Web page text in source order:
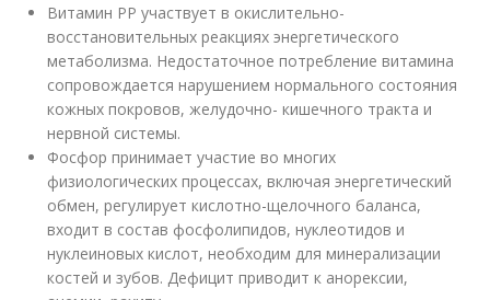
Витамин РР участвует в окислительно-
восстановительных реакциях энергетического
метаболизма. Недостаточное потребление витамина
сопровождается нарушением нормального состояния
кожных покровов, желудочно- кишечного тракта и
нервной системы.
Фосфор принимает участие во многих
физиологических процессах, включая энергетический
обмен, регулирует кислотно-щелочного баланса,
входит в состав фосфолипидов, нуклеотидов и
нуклеиновых кислот, необходим для минерализации
костей и зубов. Дефицит приводит к анорексии,